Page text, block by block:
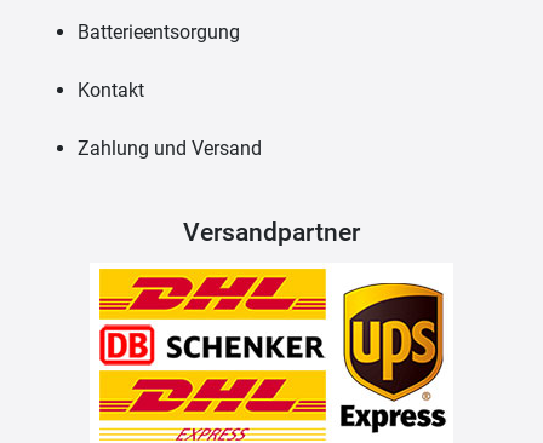
Batterieentsorgung
Kontakt
Zahlung und Versand
Versandpartner